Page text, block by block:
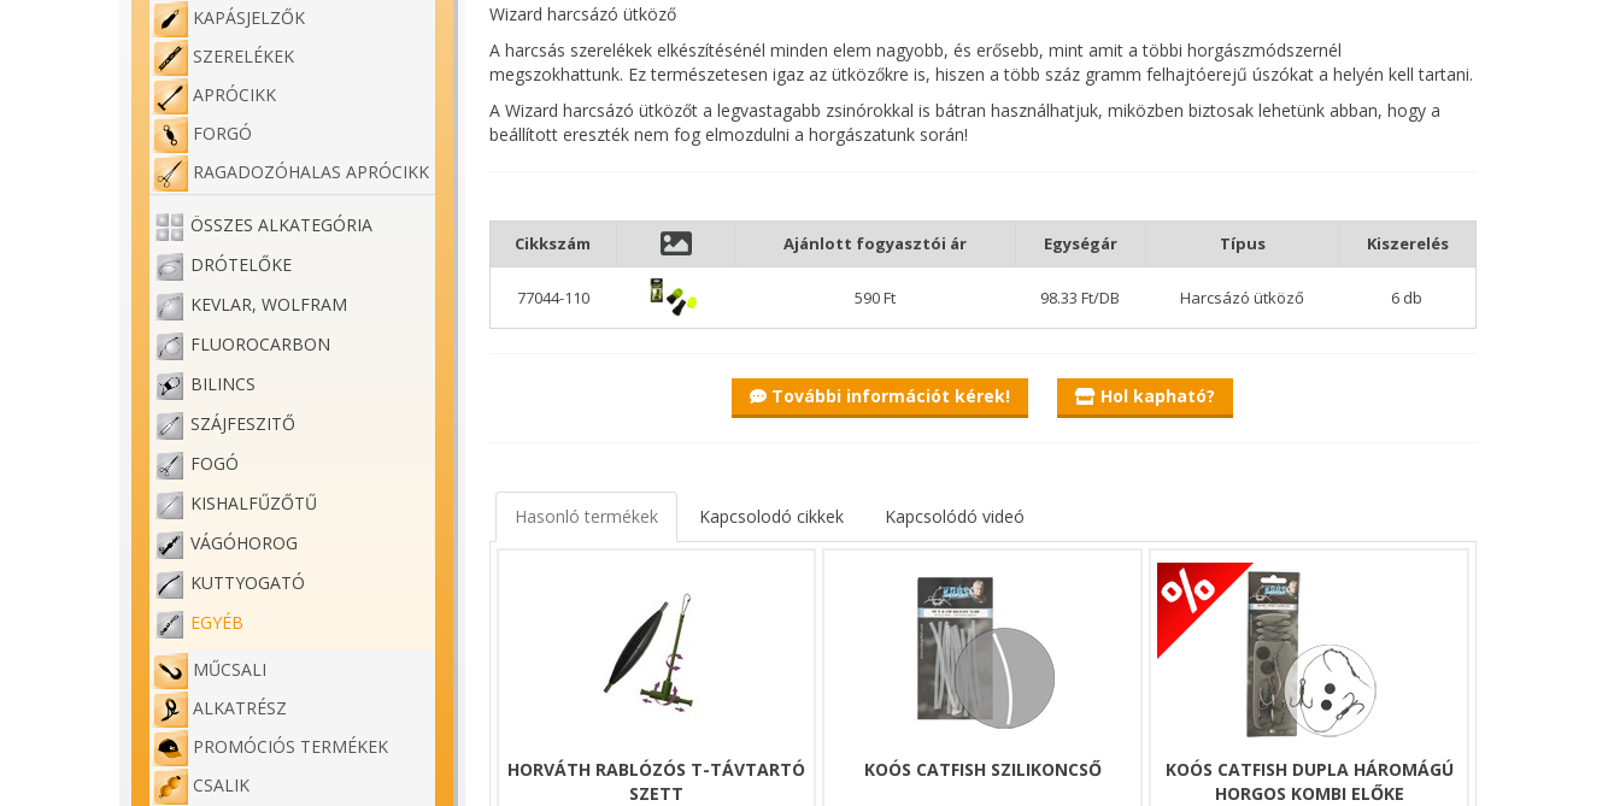
KAPÁSJELZŐK
SZERELÉKEK
APRÓCIKK
FORGÓ
RAGADOZÓHALAS APRÓCIKK
ÖSSZES ALKATEGÓRIA
DRÓTELŐKE
KEVLAR, WOLFRAM
FLUOROCARBON
BILINCS
SZÁJFESZITŐ
FOGÓ
KISHALFŰZŐTŰ
VÁGÓHOROG
KUTTYOGATÓ
EGYÉB
MŰCSALI
ALKATRÉSZ
PROMÓCIÓS TERMÉKEK
CSALIK
Wizard harcsázó ütköző
A harcsás szerelékek elkészítésénél minden elem nagyobb, és erősebb, mint amit a többi horgászmódszernél
megszokhattunk. Ez természetesen igaz az ütközőkre is, hiszen a több száz gramm felhajtóerejű úszókat a helyén kell tartani.
A Wizard harcsázó ütközőt a legvastagabb zsinórokkal is bátran használhatjuk, miközben biztosak lehetünk abban, hogy a
beállított ereszték nem fog elmozdulni a horgászatunk során!
Cikkszám Ajánlott fogyasztói ár Egységár Típus Kiszerelés
77044-110 590 Ft 98.33 Ft/DB Harcsázó ütköző 6 db
További információt kérek! Hol kapható?
Hasonló termékek Kapcsolodó cikkek Kapcsolódó videó
HORVÁTH RABLÓZÓS T-TÁVTARTÓ
SZETT
KOÓS CATFISH SZILIKONCSŐ
KOÓS CATFISH DUPLA HÁROMÁGÚ
HORGOS KOMBI ELŐKE